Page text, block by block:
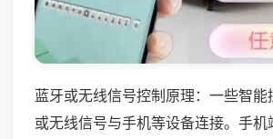
蓝牙或无线信号控制原理：一些智能
或无线信号与手机等设备连接。手